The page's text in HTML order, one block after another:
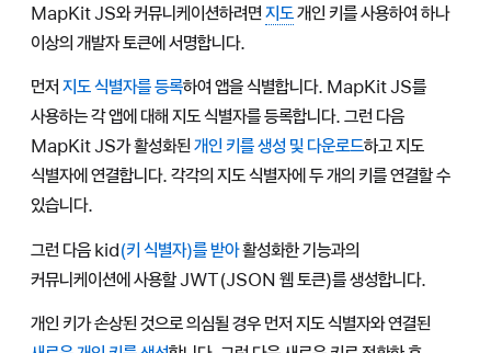
MapKit JS와 커뮤니케이션하려면 지도개인 키를 사용하여 하나
이상의 개발자 토큰에 서명합니다.
먼저 지도 식별자를 등록하여 앱을 식별합니다. MapKit JS를
사용하는 각 앱에 대해 지도 식별자를 등록합니다. 그런 다음
MapKit JS가 활성화된개인 키를 생성 및 다운로드하고 지도
식별자에 연결합니다. 각각의 지도 식별자에 두 개의 키를 연결할 수
있습니다.
그런 다음 kid(키 식별자)를 받아활성화한 기능과의
커뮤니케이션에 사용할 JWT(JSON 웹 토큰)를 생성합니다.
개인 키가 손상된 것으로 의심될 경우 먼저 지도 식별자와 연결된